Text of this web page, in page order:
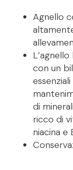
Agnello
con un
di
ricco di
niacina e